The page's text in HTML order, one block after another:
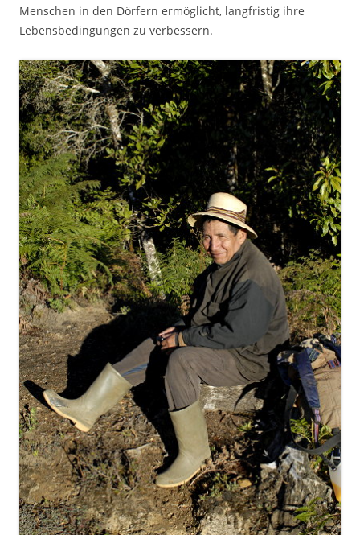
Menschen in den Dörfern ermöglicht, langfristig ihre
Lebensbedingungen zu verbessern.